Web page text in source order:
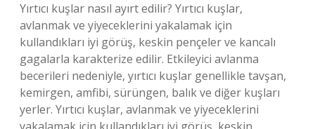
Yırtıcı kuşlar nasıl ayırt edilir? Yırtıcı kuşlar,
avlanmak ve yiyeceklerini yakalamak için
kullandıkları iyi görüş, keskin pençeler ve kancalı
gagalarla karakterize edilir. Etkileyici avlanma
becerileri nedeniyle, yırtıcı kuşlar genellikle tavşan,
kemirgen, amfibi, sürüngen, balık ve diğer kuşları
yerler. Yırtıcı kuşlar, avlanmak ve yiyeceklerini